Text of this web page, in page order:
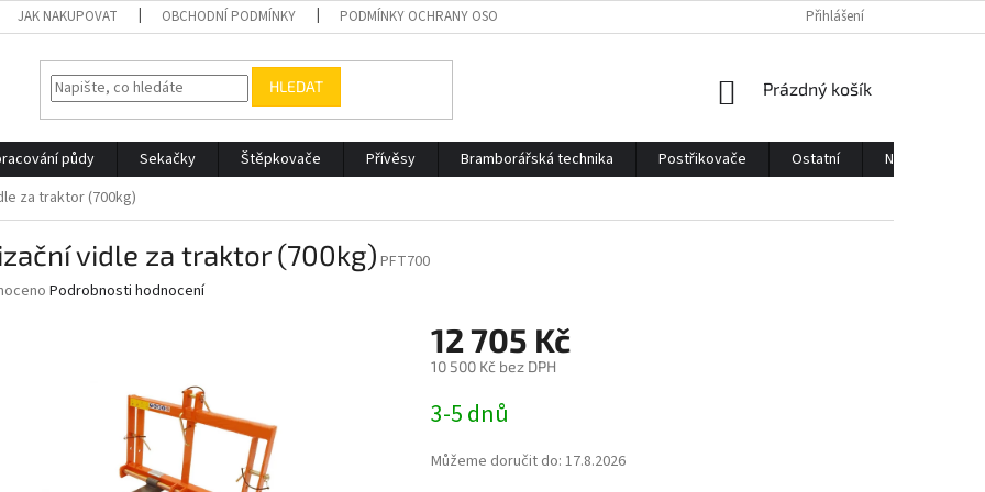
JAK NAKUPOVAT OBCHODNÍ PODMÍNKY PODMÍNKY OCHRANY OSOBNÍCH ÚDAJŮ Přihlášení
HLEDAT
NÁKUPNÍ
Prázdný košík
půdy Sekačky Štěpkovače Přívěsy Bramborářská technika Postřikovače Ostatní
Náhradní díly
za traktor (700kg)
vidle za traktor (700kg) PFT700
Podrobnosti hodnocení
12 705 Kč
10 500 Kč bez DPH
cena:
3-5 dnů
Můžeme doručit do: 17.8.2026